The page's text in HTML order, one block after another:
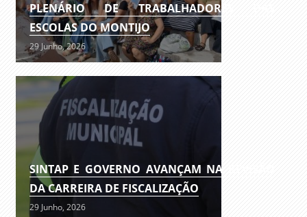
PLENÁRIO DE TRABALHADORES DAS
ESCOLAS DO MONTIJO
29 Junho, 2026
SINTAP E GOVERNO AVANÇAM NA REVISÃO
DA CARREIRA DE FISCALIZAÇÃO
29 Junho, 2026